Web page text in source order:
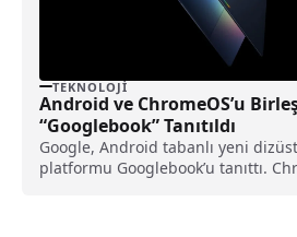
TEKNOLOJI
Android ve ChromeOS’u
“Googlebook” Tanıtıldı
Google, Android tabanlı yeni
platformu Googlebook’u tanıttı.